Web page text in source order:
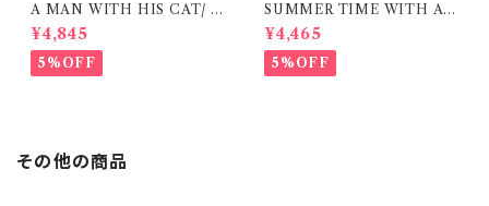
A MAN WITH HIS CAT/ T
-shirt 在庫限りで終了
¥4,845
5%OFF
SUMMER TIME WITH A
CAT / GREEN / T-shirt 在庫
限りで終了
¥4,465
5%OFF
その他の商品